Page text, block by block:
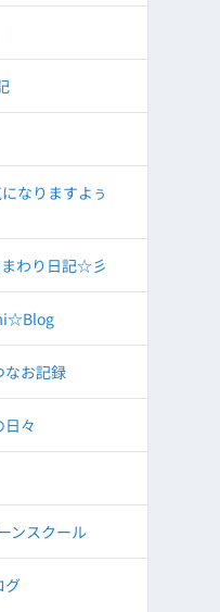
なりますよぅ
まわり日記☆彡
なお記録
々
ンスクール